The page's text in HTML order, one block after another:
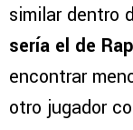
similar dentro
sería el de
encontrar
otro jugador